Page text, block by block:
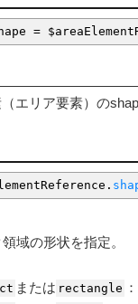
=
エリア要素）の
域の形状を指定。
または rectangle